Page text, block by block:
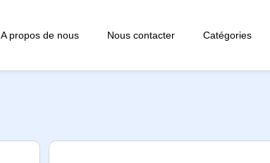
A propos de nous Nous contacter Catégories